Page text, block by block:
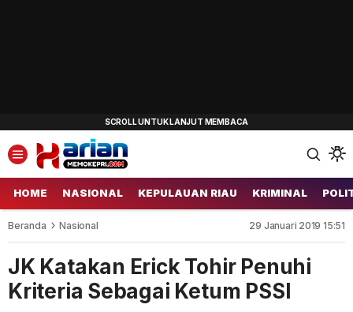
HOME NASIONAL KEPULAUAN RIAU KRIMINAL
Beranda Nasional 29 Januari 2019 15:51
JK Katakan Erick Tohir Penuhi
Kriteria Sebagai Ketum PSSI